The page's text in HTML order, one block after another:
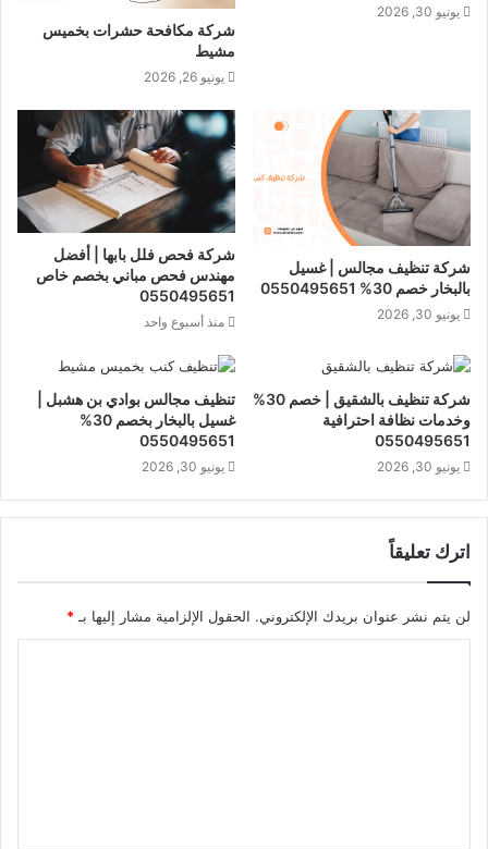
يونيو 30, 2026
شركة مكافحة حشرات بخميس
مشيط
يونيو 26, 2026
شركة تنظيف مجالس | غسيل
بالبخار خصم 30% 0550495651
يونيو 30, 2026
شركة فحص فلل بابها | أفضل
مهندس فحص مباني بخصم خاص
0550495651
منذ أسبوع واحد
شركة تنظيف بالشقيق | خصم 30%
وخدمات نظافة احترافية
0550495651
يونيو 30, 2026
تنظيف مجالس بوادي بن هشبل |
غسيل بالبخار بخصم 30%
0550495651
يونيو 30, 2026
اترك تعليقاً
لن يتم نشر عنوان بريدك الإلكتروني. الحقول الإلزامية مشار إليها بـ *